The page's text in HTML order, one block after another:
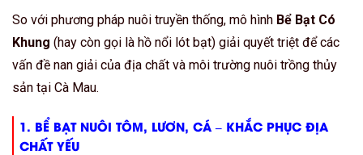
So với phương pháp nuôi truyền thống, mô hình Bể Bạt Có
Khung (hay còn gọi là hồ nổi lót bạt) giải quyết triệt để các
vấn đề nan giải của địa chất và môi trường nuôi trồng thủy
sản tại Cà Mau.
1. BỂ BẠT NUÔI TÔM, LƯƠN, CÁ– KHẮC PHỤC ĐỊA
CHẤT YẾU